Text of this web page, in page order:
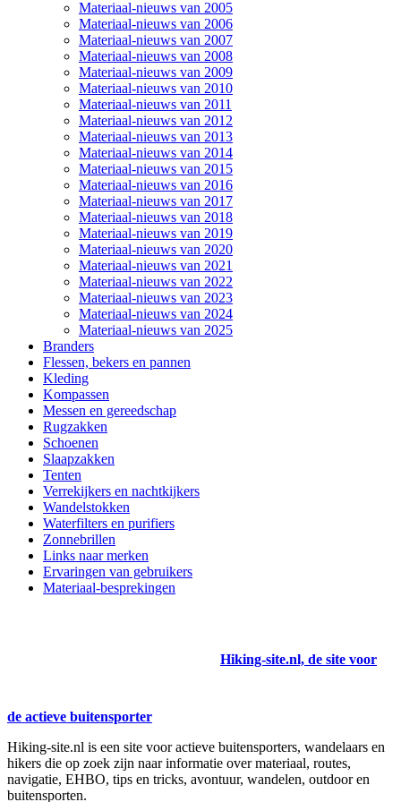
Materiaal-nieuws van 2005
Materiaal-nieuws van 2006
Materiaal-nieuws van 2007
Materiaal-nieuws van 2008
Materiaal-nieuws van 2009
Materiaal-nieuws van 2010
Materiaal-nieuws van 2011
Materiaal-nieuws van 2012
Materiaal-nieuws van 2013
Materiaal-nieuws van 2014
Materiaal-nieuws van 2015
Materiaal-nieuws van 2016
Materiaal-nieuws van 2017
Materiaal-nieuws van 2018
Materiaal-nieuws van 2019
Materiaal-nieuws van 2020
Materiaal-nieuws van 2021
Materiaal-nieuws van 2022
Materiaal-nieuws van 2023
Materiaal-nieuws van 2024
Materiaal-nieuws van 2025
Branders
Flessen, bekers en pannen
Kleding
Kompassen
Messen en gereedschap
Rugzakken
Schoenen
Slaapzakken
Tenten
Verrekijkers en nachtkijkers
Wandelstokken
Waterfilters en purifiers
Zonnebrillen
Links naar merken
Ervaringen van gebruikers
Materiaal-besprekingen
Hiking-site.nl, de site voor
de actieve buitensporter
Hiking-site.nl is een site voor actieve buitensporters, wandelaars en
hikers die op zoek zijn naar informatie over materiaal, routes,
navigatie, EHBO, tips en tricks, avontuur, wandelen, outdoor en
buitensporten.